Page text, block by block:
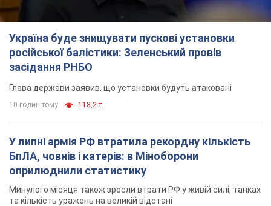
Україна буде знищувати пускові установки
російської балістики: Зеленський провів
засідання РНБО
Глава держави заявив, що установки будуть атаковані
10 годин тому 118,2 т.
У липні армія РФ втратила рекордну кількість
БпЛА, човнів і катерів: в Міноборони
оприлюднили статистику
Минулого місяця також зросли втрати РФ у живій силі, танках
та кількість уражень на великій відстані